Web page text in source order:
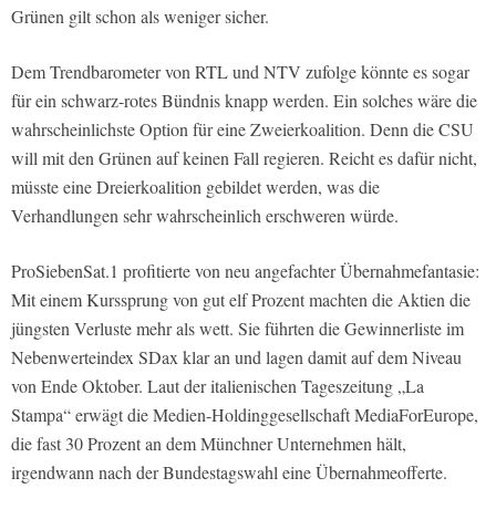
Grünen gilt schon als weniger sicher.
Dem Trendbarometer von RTL und NTV zufolge könnte es sogar
für ein schwarz-rotes Bündnis knapp werden. Ein solches wäre die
wahrscheinlichste Option für eine Zweierkoalition. Denn die CSU
will mit den Grünen auf keinen Fall regieren. Reicht es dafür nicht,
müsste eine Dreierkoalition gebildet werden, was die
Verhandlungen sehr wahrscheinlich erschweren würde.
ProSiebenSat.1 profitierte von neu angefachter Übernahmefantasie:
Mit einem Kurssprung von gut elf Prozent machten die Aktien die
jüngsten Verluste mehr als wett. Sie führten die Gewinnerliste im
Nebenwerteindex SDax klar an und lagen damit auf dem Niveau
von Ende Oktober. Laut der italienischen Tageszeitung „La
Stampa“ erwägt die Medien-Holdinggesellschaft MediaForEurope,
die fast 30 Prozent an dem Münchner Unternehmen hält,
irgendwann nach der Bundestagswahl eine Übernahmeofferte.